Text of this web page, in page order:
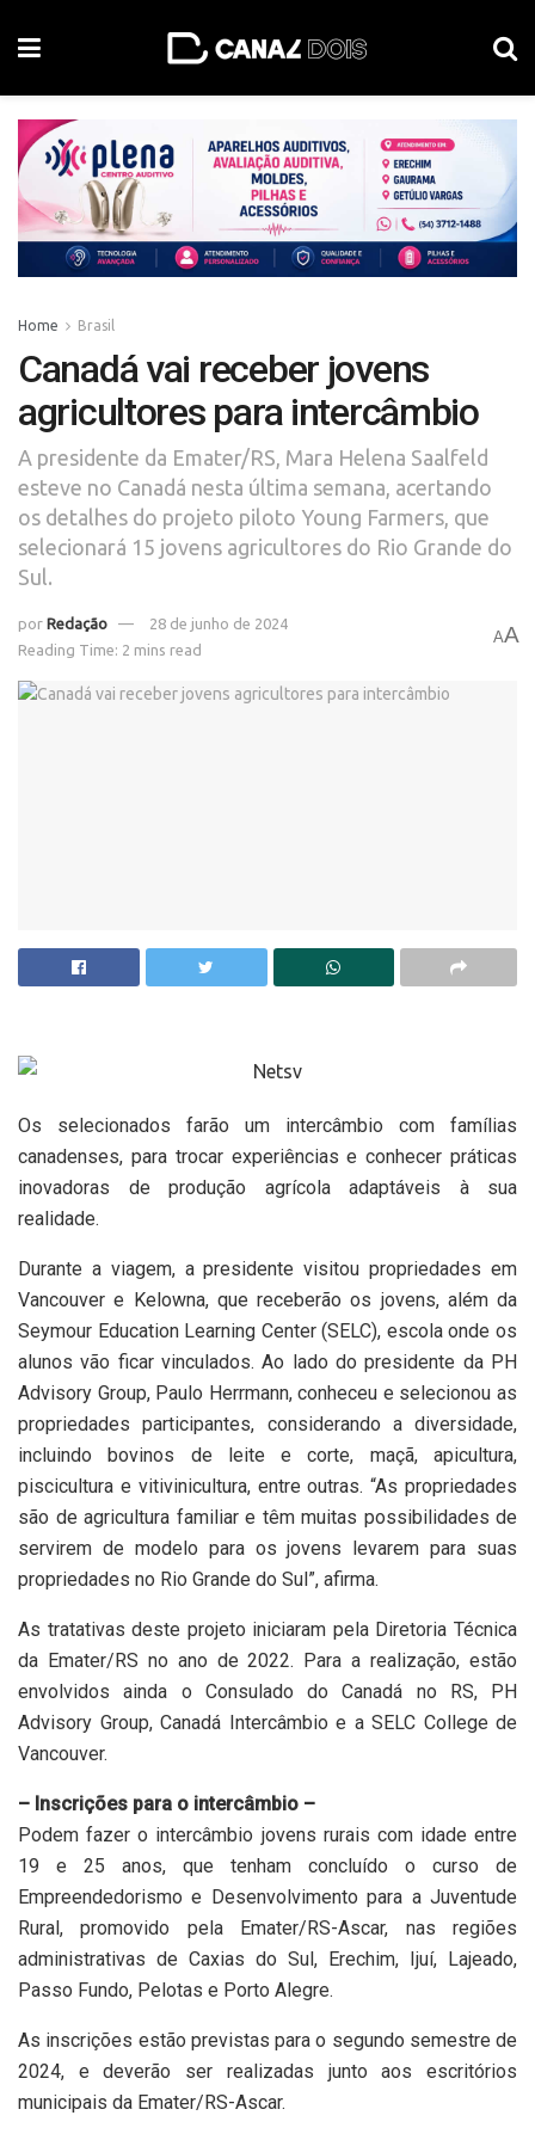
Home Brasil
Canadá vai receber jovens
agricultores para intercâmbio
A presidente da Emater/RS, Mara Helena Saalfeld
esteve no Canadá nesta última semana, acertando
os detalhes do projeto piloto Young Farmers, que
selecionará 15 jovens agricultores do Rio Grande do
Sul.
por Redação
28 de junho de 2024
Reading Time: 2 mins read
AA
Os selecionados farão um intercâmbio com famílias
canadenses, para trocar experiências e conhecer práticas
inovadoras de produção agrícola adaptáveis à sua
realidade.
Durante a viagem, a presidente visitou propriedades em
Vancouver e Kelowna, que receberão os jovens, além da
Seymour Education Learning Center (SELC), escola onde os
alunos vão ficar vinculados. Ao lado do presidente da PH
Advisory Group, Paulo Herrmann, conheceu e selecionou as
propriedades participantes, considerando a diversidade,
incluindo bovinos de leite e corte, maçã, apicultura,
piscicultura e vitivinicultura, entre outras. “As propriedades
são de agricultura familiar e têm muitas possibilidades de
servirem de modelo para os jovens levarem para suas
propriedades no Rio Grande do Sul”, afirma.
As tratativas deste projeto iniciaram pela Diretoria Técnica
da Emater/RS no ano de 2022. Para a realização, estão
envolvidos ainda o Consulado do Canadá no RS, PH
Advisory Group, Canadá Intercâmbio e a SELC College de
Vancouver.
– Inscrições para o intercâmbio –
Podem fazer o intercâmbio jovens rurais com idade entre
19 e 25 anos, que tenham concluído o curso de
Empreendedorismo e Desenvolvimento para a Juventude
Rural, promovido pela Emater/RS-Ascar, nas regiões
administrativas de Caxias do Sul, Erechim, Ijuí, Lajeado,
Passo Fundo, Pelotas e Porto Alegre.
As inscrições estão previstas para o segundo semestre de
2024, e deverão ser realizadas junto aos escritórios
municipais da Emater/RS-Ascar.